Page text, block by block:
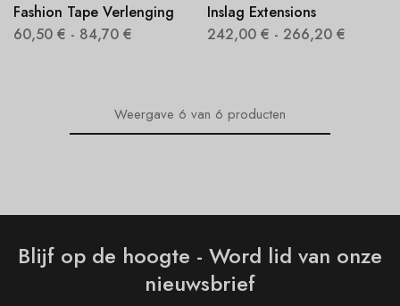
Fashion Tape Verlenging
60,50 € - 84,70 €
Inslag Extensions
242,00 € - 266,20 €
Weergave 6 van 6 producten
Blijf op de hoogte - Word lid van onze
nieuwsbrief